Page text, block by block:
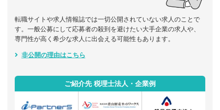
転職サイトや求人情報誌では一切公開されていない求人のことで
す。一般公募にして応募者の殺到を避けたい大手企業の求人や、
専門性が高く希少な求人に出会える可能性もあります。
非公開の理由はこちら
ご紹介先 税理士法人・企業例